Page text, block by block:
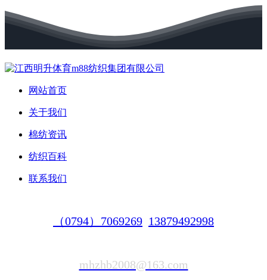
网站首页
关于我们
棉纺资讯
纺织百科
联系我们
（0794）7069269 13879492998
mhzhb2008@163.com